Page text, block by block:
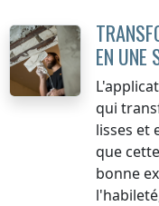
EN UNE
qui
lisses et
que
bonne